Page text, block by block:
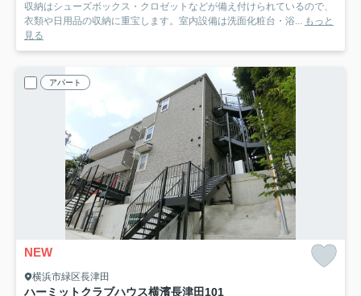
収納はシューズボックス・クロゼットなどが備え付けられているので、
衣類や日用品の収納に重宝します。室内設備は洗面化粧台・浴... もっと
見る
アパート
NEW
横浜市緑区長津田
ハーミットクラブハウス横濱長津田101